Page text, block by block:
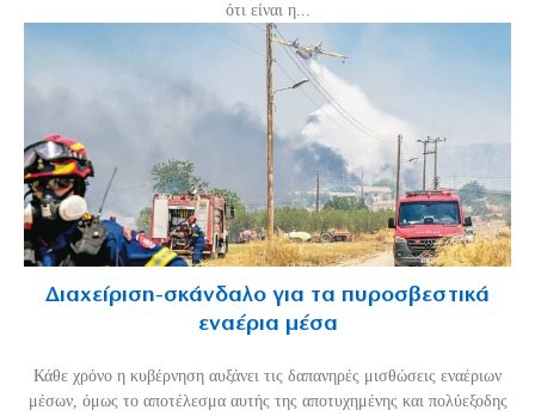
ότι είναι η...
Διαχείριση-σκάνδαλο για τα πυροσβεστικά
εναέρια μέσα
Κάθε χρόνο η κυβέρνηση αυξάνει τις δαπανηρές μισθώσεις εναέριων
μέσων, όμως το αποτέλεσμα αυτής της αποτυχημένης και πολύεξοδης